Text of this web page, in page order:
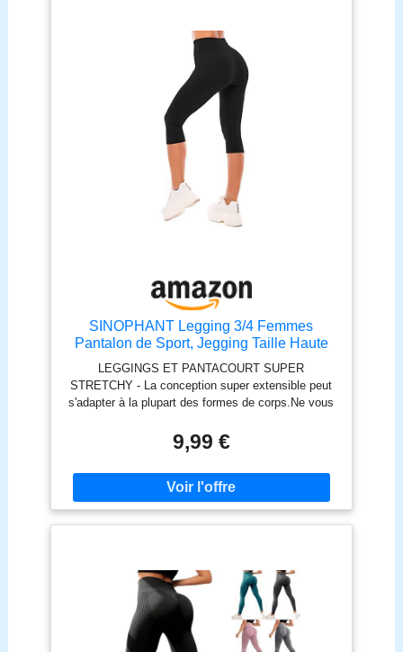
SINOPHANT Legging 3/4 Femmes
Pantalon de Sport, Jegging Taille Haute
Femme Yoga Opaque Doux Corsaire
Pantacourt#1 pièces Noir L-XL
LEGGINGS ET PANTACOURT SUPER
STRETCHY - La conception super extensible peut
s'adapter à la plupart des formes de corps.Ne vous
si vous avez de grandes cuisses ou une petite
silhouette, ces corsaire leggings s'adapteront
certainement et vous rendront attrayant.
MATÉRIAU SUPER DOUX ET OPAQUE - Tissu
Écorce de la pêche doux au beurre, ne rétrécit pas
dans la sécheuse.Ce court legging est super doux,
comme une seconde peau. Des court leggings
basiques tout-puissants pour femmes suivent tous
vos trottoirs sans aucune restriction, un tissu pas
trop mince ou épais pour ne pas être transparent
tout en s'accroupissant, se pliant et se tordant.
9,99 €